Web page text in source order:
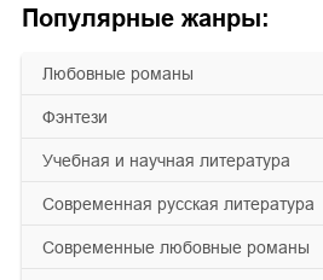
Популярные жанры:
любовные романы
фэнтези
учебная и научная литература
современная русская литература
современные любовные романы